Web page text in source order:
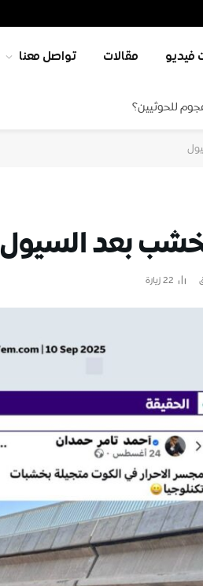
فيديو مقالات تواصل معنا
للحوثيين؟
بعد السيول
22زيارة